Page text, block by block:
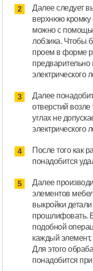
Далее следует
верхнюю кромку
можно с
лобзика. Чтобы
проем в форме
предварительно
электрического
Далее
отверстий
углах не
электрического
После того как
понадобится
Далее
элементов
выкройки
прошлифовать.
подобной
каждый
Для этого
понадобится